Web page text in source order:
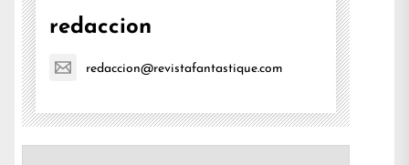
redaccion
redaccion@revistafantastique.com